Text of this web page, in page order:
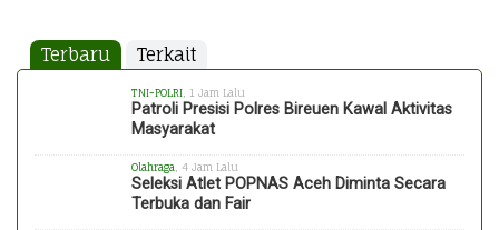
Terbaru Terkait
TNI-POLRI , 1 Jam Lalu
Patroli Presisi Polres Bireuen Kawal Aktivitas
Masyarakat
Olahraga , 4 Jam Lalu
Seleksi Atlet POPNAS Aceh Diminta Secara
Terbuka dan Fair